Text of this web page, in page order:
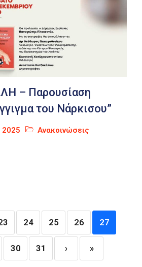
– Παρουσίαση
του Νάρκισου”
2025 Ανακοινώσεις
24 25 26 27
30 31 › »